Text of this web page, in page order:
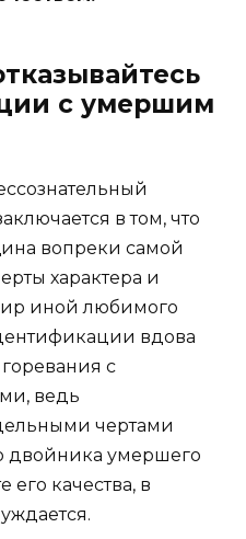
с умершим
в том, что
вопреки самой
характера и
иной любимого
вдова
с
ведь
чертами
двойника умершего
его качества, в